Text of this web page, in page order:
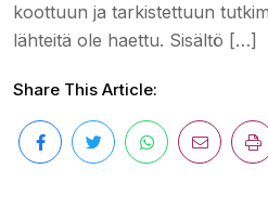
koottuun ja tarkistettuun
lähteitä ole haettu. Sisältö […]
Share This Article: